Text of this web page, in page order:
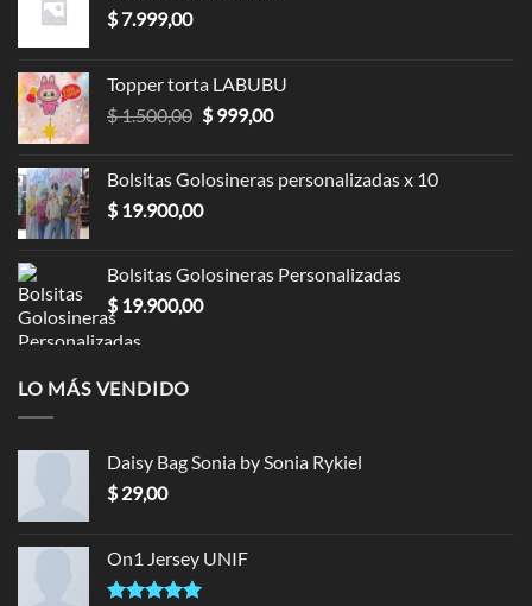
$7.999,00
Topper torta LABUBU
$1.500,00 $999,00
Bolsitas Golosineras personalizadas x 10
$19.900,00
Bolsitas Golosineras Personalizadas
$19.900,00
LO MÁS VENDIDO
Daisy Bag Sonia by Sonia Rykiel
$29,00
On1 Jersey UNIF